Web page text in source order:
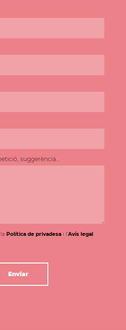
suggerència...
Política de privadesa i l'Avís legal